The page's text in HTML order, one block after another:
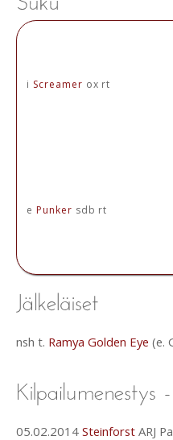
i Screamer ox rt
e Punker sdb rt
nsh t. Ramya Golden Eye (e.
05.02.2014 Steinforst ARJ